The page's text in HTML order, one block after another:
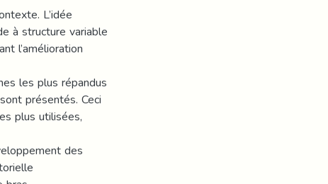
L’idée
à structure variable
l’amélioration
les plus répandus
présentés. Ceci
plus utilisées,
des